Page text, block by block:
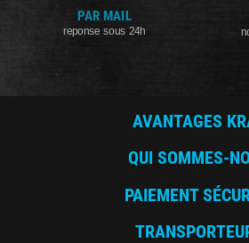
PAR MAIL
reponse sous 24h
AVANTAGES
QUI SOMMES-
PAIEMENT